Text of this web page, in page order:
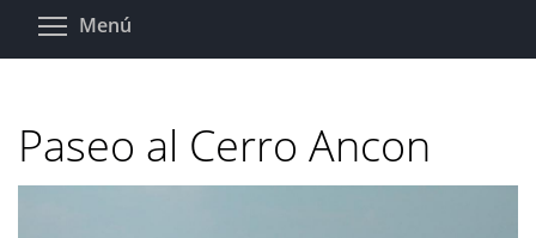
Pasar
Menú
Paseo al Cerro Ancon